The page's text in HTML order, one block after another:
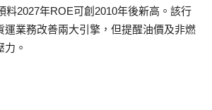
料2027年ROE可創2010年後新高。該行
運業務改善兩大引擎，但提醒油價及非燃
。